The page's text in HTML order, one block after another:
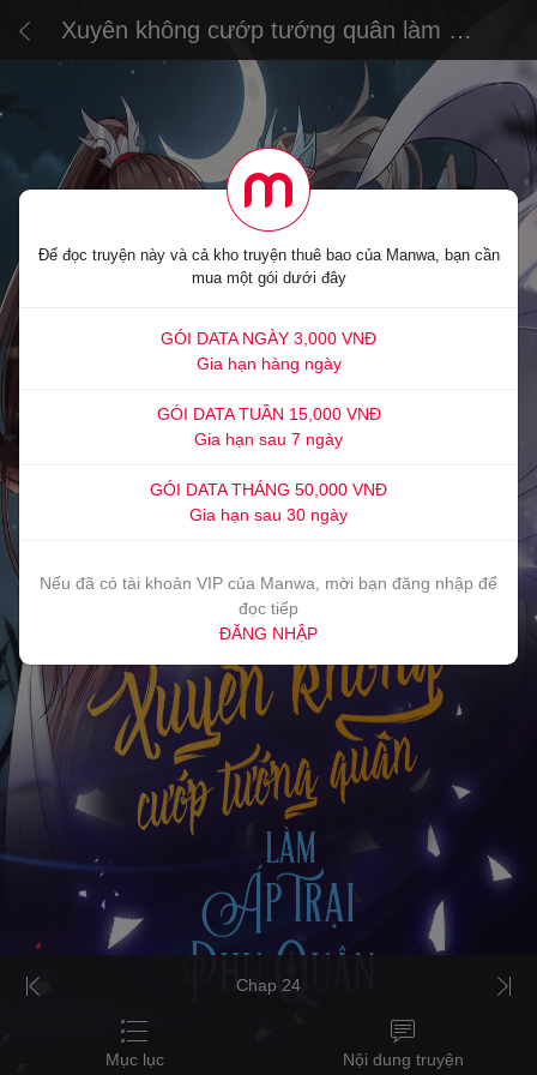
Xuyên không cướp tướng quân làm áp
trại phu quân
Chap 24
Mục lục Nội dung truyện
Để đọc truyện này và cả kho truyện thuê bao của Manwa, bạn cần
mua một gói dưới đây
GÓI DATA NGÀY 3,000 VNĐ
Gia hạn hàng ngày
GÓI DATA TUẦN 15,000 VNĐ
Gia hạn sau 7 ngày
GÓI DATA THÁNG 50,000 VNĐ
Gia hạn sau 30 ngày
Nếu đã có tài khoản VIP của Manwa, mời bạn đăng nhập để
đọc tiếp
ĐĂNG NHẬP